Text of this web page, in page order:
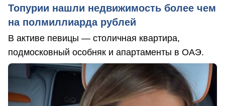
Топурии нашли недвижимость более чем
на полмиллиарда рублей
В активе певицы — столичная квартира,
подмосковный особняк и апартаменты в ОАЭ.